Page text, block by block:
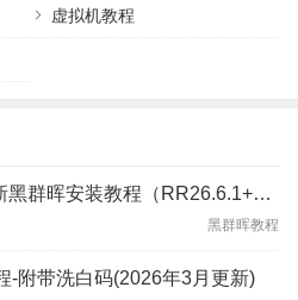
虚拟机教程
2026年6月最新黑群晖安装教程（RR26.6.1+DSM7.4）
黑群晖教程
-附带洗白码(2026年3月更新)